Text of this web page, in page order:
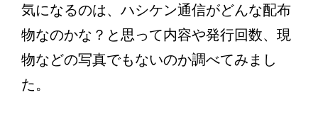
気になるのは、ハシケン通信がどんな配布
物なのかな？と思って内容や発行回数、現
物などの写真でもないのか調べてみまし
た。